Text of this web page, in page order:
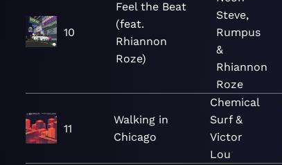
10
Feel the Beat
(feat.
Rhiannon
Roze)
Steve,
Rumpus
&
Rhiannon
Roze
11
Walking in
Chicago
Chemical
Surf &
Victor
Lou